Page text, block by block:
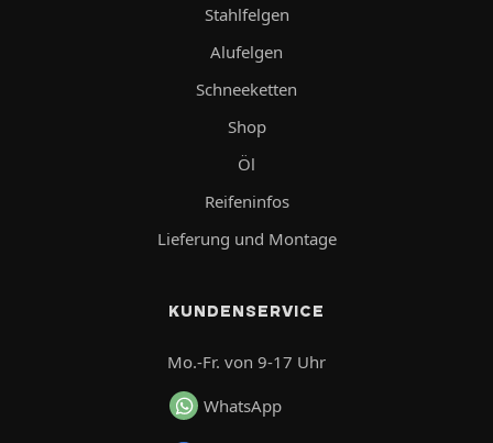
Stahlfelgen
Alufelgen
Schneeketten
Shop
Öl
Reifeninfos
Lieferung und Montage
KUNDENSERVICE
Mo.-Fr. von 9-17 Uhr
WhatsApp